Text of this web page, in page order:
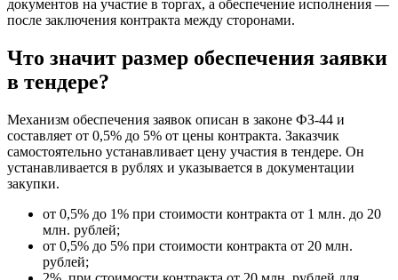
документов на участие в торгах, а обеспечение исполнения —
после заключения контракта между сторонами.
Что значит размер обеспечения заявки
в тендере?
Механизм обеспечения заявок описан в законе ФЗ-44 и
составляет от 0,5% до 5% от цены контракта. Заказчик
самостоятельно устанавливает цену участия в тендере. Он
устанавливается в рублях и указывается в документации
закупки.
от 0,5% до 1% при стоимости контракта от 1 млн. до 20
млн. рублей;
от 0,5% до 5% при стоимости контракта от 20 млн.
рублей;